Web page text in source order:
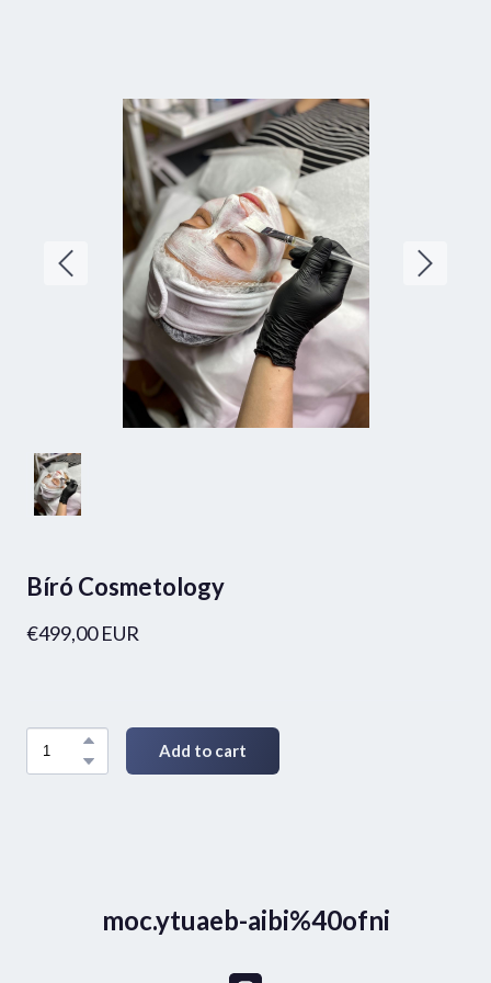
Bíró Cosmetology
€499,00 EUR
Add to cart
moc.ytuaeb-aibi%40ofni